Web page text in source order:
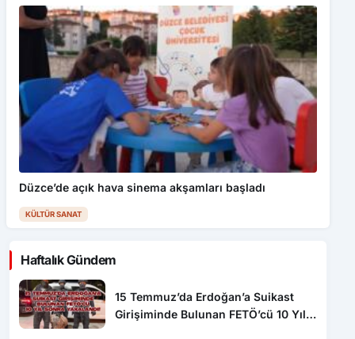
Düzce’de açık hava sinema akşamları başladı
KÜLTÜR SANAT
Haftalık Gündem
15 Temmuz’da Erdoğan’a Suikast
Girişiminde Bulunan FETÖ’cü 10 Yıl